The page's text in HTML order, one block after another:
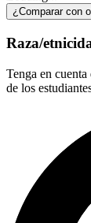
¿Comparar con
Raza/
Tenga en
de los